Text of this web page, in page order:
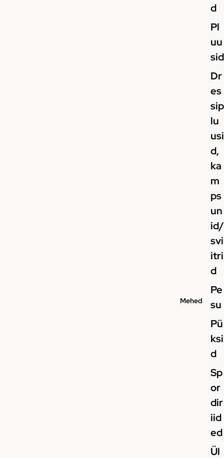
Mehed
d
Pl
uu
sid
Dr
es
sip
lu
usi
d,
ka
m
ps
un
id/
svi
itri
d
Pe
su
Pü
ksi
d
Sp
or
dir
iid
ed
Ül